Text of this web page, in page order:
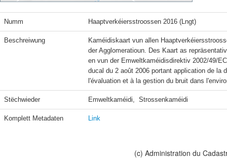
Numm Haaptverkéiersstroossen 2016 (Lngt)
Beschreiwung
Kaméidiskaart vun allen
der Agglomeratioun. Des Kaart as
en vun der Emweltkaméidisdirektiv 2002/49/
ducal du 2 août 2006 portant application de la
l'évaluation et à la gestion du bruit dans
Stëchwieder Emweltkaméidi,  Strossenkaméidi
Komplett Metadaten Link
(c) Administration du